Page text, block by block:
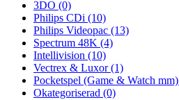
3DO (0)
Philips CDi (10)
Philips Videopac (13)
Spectrum 48K (4)
Intellivision (10)
Vectrex & Luxor(1)
Pocketspel (Game & Watch mm)
Okategoriserad (0)